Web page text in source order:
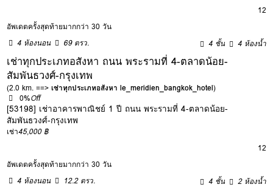
12
อัพเดตครั้งสุดท้ายมากกว่า 30 วัน
4 ห้องนอน
69 ตรว. 4 ชั้น 4 ห้องน้ำ
เช่าทุกประเภทอสังหา ถนน พระรามที่ 4-ตลาดน้อย-
สัมพันธวงศ์-กรุงเทพ
(2.0 km. ==>เช่าทุกประเภทอสังหา le_meridien_bangkok_hotel)
0%Off
[53198] เช่าอาคารพาณิชย์ 1 ปี ถนน พระรามที่ 4-ตลาดน้อย-
สัมพันธวงศ์-กรุงเทพ
เช่า45,000 ฿
12
อัพเดตครั้งสุดท้ายมากกว่า 30 วัน
4 ห้องนอน
12.2 ตรว. 4 ชั้น 2 ห้องน้ำ